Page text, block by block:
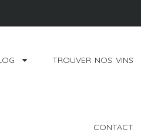
TROUVER NOS VINS
CONTACT